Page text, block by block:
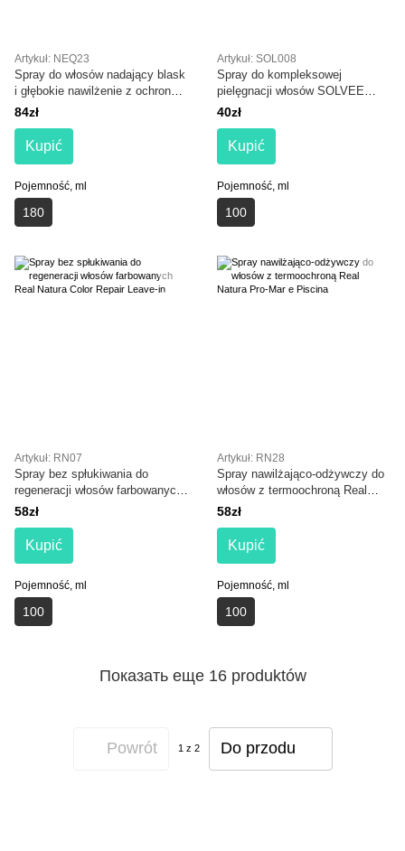
Artykuł: NEQ23
Spray do włosów nadający blask
i głębokie nawilżenie z ochroną
termiczną NEQI Diamond Glass
84zł
Kupić
Pojemność, ml
180
Artykuł: SOL008
Spray do kompleksowej
pielęgnacji włosów SOLVEE
Maitre Spray Multi-Effect
40zł
Kupić
Pojemność, ml
100
Artykuł: RN07
Spray bez spłukiwania do
regeneracji włosów farbowanych
Real Natura Color Repair Leave-
58zł
Kupić
Pojemność, ml
100
Artykuł: RN28
Spray nawilżająco-odżywczy do
włosów z termoochroną Real
Natura Pro-Mar e Piscina
58zł
Kupić
Pojemność, ml
100
Показать еще 16 produktów
Powrót 1 z 2 Do przodu